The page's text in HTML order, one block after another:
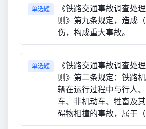
单选题
《铁路交通事故调查处
则》第九条规定，造成
伤，构成重大事故。
单选题
《铁路交通事故调查处
则》第二条规定：铁路
辆在运行过程中与行人
车、非机动车、牲畜及
碍物相撞的事故，属于（